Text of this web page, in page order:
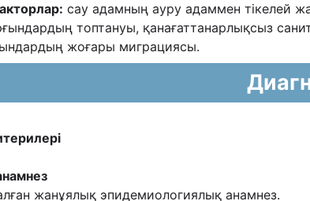
сау адамның ауру адаммен тікелей
топтануы, қанағаттанарлықсыз
жоғары миграциясы.
жанұялық эпидемиологиялық анамнез.